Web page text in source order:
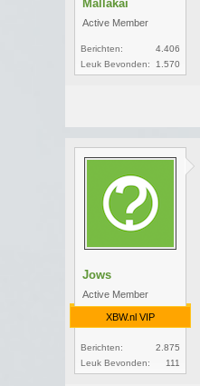
Mallakai
Active Member
Berichten:
4.406
Leuk Bevonden:
1.570
Jows
Active Member
XBW.nl VIP
Berichten:
2.875
Leuk Bevonden:
111